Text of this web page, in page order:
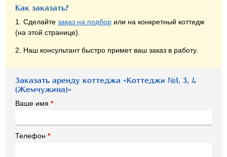
Как заказать?
1. Сделайте заказ на подбор или на конкретный коттедж
(на этой странице).
2. Наш консультант быстро примет ваш заказ в работу.
Заказать аренду коттеджа «Коттеджи №1, 3, 4
(Жемчужина)»
Ваше имя *
Телефон *